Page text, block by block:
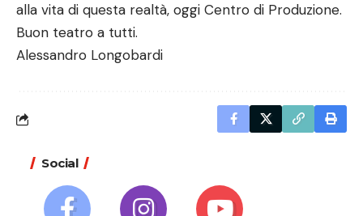
alla vita di questa realtà, oggi Centro di Produzione.
Buon teatro a tutti.
Alessandro Longobardi
Social